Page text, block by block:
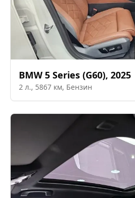
BMW 5 Series (G60), 2025
2 л., 5867 км, Бензин